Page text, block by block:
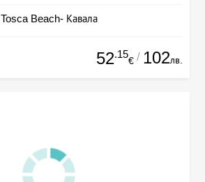
Tosca Beach- Кавала
52.15
€ / 102лв.